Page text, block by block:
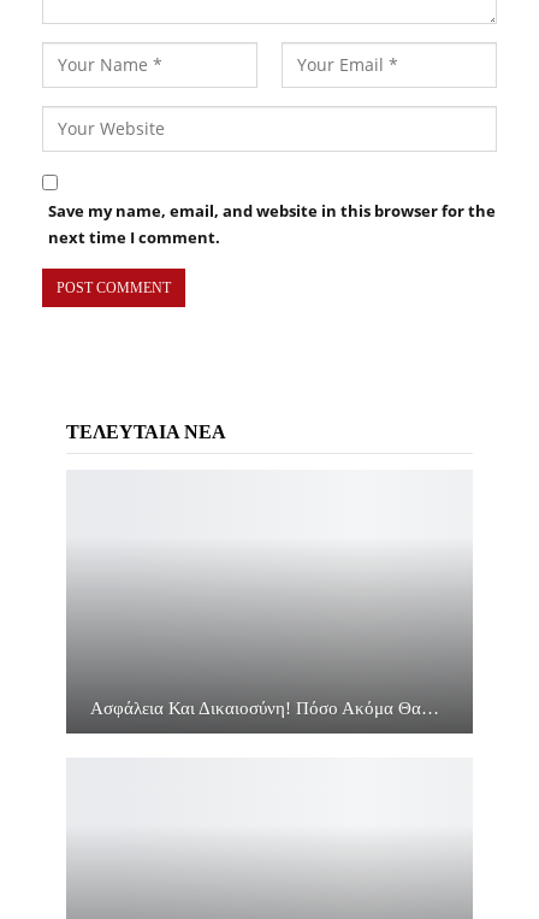
Save my name, email, and website in this browser for the
next time I comment.
ΤΕΛΕΥΤΑΙΑ ΝΕΑ
Ασφάλεια Και Δικαιοσύνη! Πόσο Ακόμα Θα…